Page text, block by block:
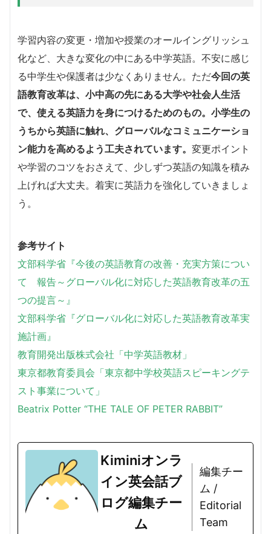
学習内容の変更・増加や授業のオールイングリッシュ
化など、大きな変化の中にある中学英語。不安に感じ
る中学生や保護者は少なくありません。 ただ今回の英
語教育改革は、小中高の先にある大学や社会人生活
で、使える英語力を身につけるためのもの。小学生の
うちから英語に触れ、グローバルなコミュニケーショ
ン能力を高めるよう工夫されています。 変更ポイント
や学習のコツをおさえて、少しずつ英語の知識を積み
上げれば大丈夫。着実に英語力を強化していきましょ
う。
参考サイト
文部科学省『今後の英語教育の改善・充実方策につい
て 報告～グローバル化に対応した英語教育改革の五
つの提言～』
文部科学省 『グローバル化に対応した英語教育改革実
施計画』
教育開発出版株式会社「中学英語教材」
東京都教育委員会「東京都中学校英語スピーキングテ
スト事業について」
Beatrix Potter “THE TALE OF PETER RABBIT”
Kiminiオンラ
イン英会話ブ
ログ編集チー
ム
編集チー
ム /
Editorial
Team